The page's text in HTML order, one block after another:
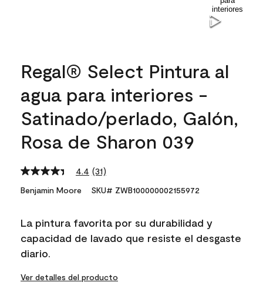
Regal® Select Pintura al
agua para interiores -
Satinado/perlado, Galón,
Rosa de Sharon 039
4.4 Read
31
Reviews.
link.
(31)
Benjamin Moore SKU# ZWB100000002155972
La pintura favorita por su durabilidad y
capacidad de lavado que resiste el desgaste
diario.
Ver detalles del producto